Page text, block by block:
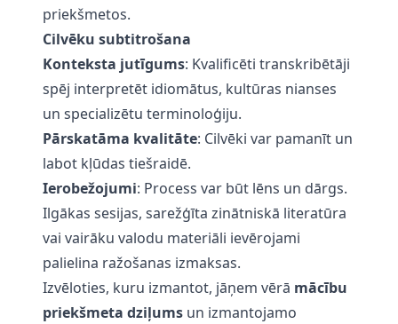
priekšmetos.
Cilvēku subtitrošana
Konteksta jutīgums: Kvalificēti transkribētāji
spēj interpretēt idiomātus, kultūras nianses
un specializētu terminoloģiju.
Pārskatāma kvalitāte: Cilvēki var pamanīt un
labot kļūdas tiešraidē.
Ierobežojumi: Process var būt lēns un dārgs.
Ilgākas sesijas, sarežģīta zinātniskā literatūra
vai vairāku valodu materiāli ievērojami
palielina ražošanas izmaksas.
Izvēloties, kuru izmantot, jāņem vērā mācību
priekšmeta dziļums un izmantojamo